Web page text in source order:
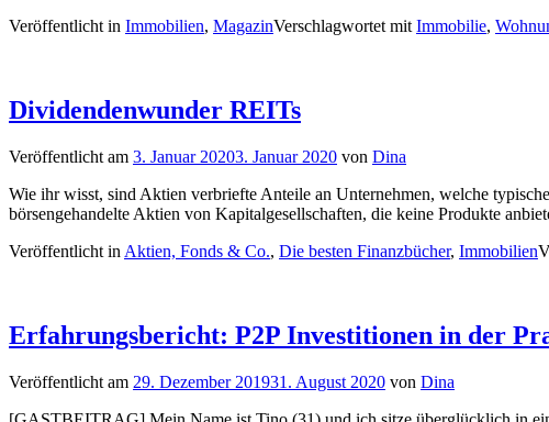
Veröffentlicht in Immobilien, MagazinVerschlagwortet mit Immobilie,
Dividendenwunder REITs
Veröffentlicht am 3. Januar 20203. Januar 2020 von Dina
Wie ihr wisst, sind Aktien verbriefte Anteile an Unternehmen, welche
börsengehandelte Aktien von Kapitalgesellschaften, die keine Produkte
Veröffentlicht in Aktien, Fonds & Co., Die besten Finanzbücher, Immobilien
Erfahrungsbericht: P2P Investitionen in der
Veröffentlicht am 29. Dezember 201931. August 2020 von Dina